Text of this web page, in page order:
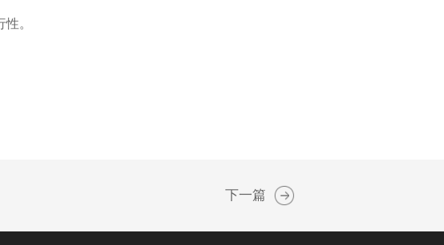
。
下一篇